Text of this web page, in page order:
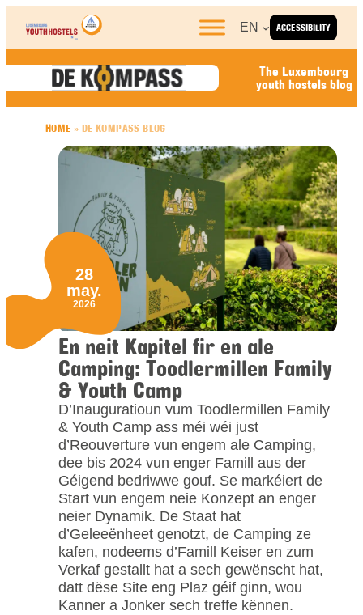
Skip to content
ACCESSIBILITY
EN
The Luxembourg
youth hostels blog
HOME » DE KOMPASS BLOG
En neit Kapitel fir en ale
Camping: Toodlermillen Family
& Youth Camp
D’Inauguratioun vum Toodlermillen Family
& Youth Camp ass méi wéi just
d’Reouverture vun engem ale Camping,
dee bis 2024 vun enger Famill aus der
Géigend bedriwwe gouf. Se markéiert de
Start vun engem neie Konzept an enger
neier Dynamik. De Staat hat
d’Geleeënheet genotzt, de Camping ze
kafen, nodeems d’Famill Keiser en zum
Verkaf gestallt hat a sech gewënscht hat,
datt dëse Site eng Plaz géif ginn, wou
Kanner a Jonker sech treffe kënnen.
28
may.
2026